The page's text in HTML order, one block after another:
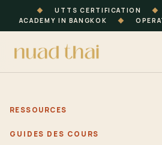
◆ UTTS CERTIFICATION ◆
ACADEMY IN BANGKOK
◆
RESSOURCES
GUIDES DES COURS